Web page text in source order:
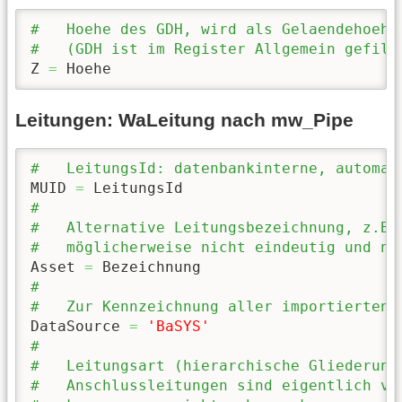
#   Hoehe des GDH, wird als
#   (GDH ist im Register Allgemein
Z = Hoehe
Leitungen: WaLeitung nach mw_Pipe
#   LeitungsId: datenbankinterne,
MUID =
#
#   Alternative Leitungsbezeichnung,
#   möglicherweise nicht eindeutig und
Asset =
#
#   Zur Kennzeichnung aller importierten
DataSource =
'BaSYS'
#
#   Leitungsart (hierarchische
#   Anschlussleitungen sind eigentlich